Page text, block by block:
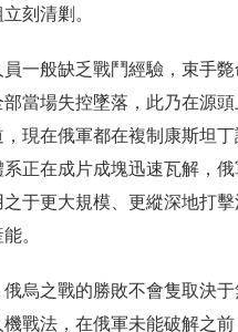
刻清剿。
一般缺乏戰鬥經驗，束手
當場失控墜落，此乃在源
現在俄軍都在複制康斯坦
正在成片成塊迅速瓦解，
于更大規模、更縱深地打
。
烏之戰的勝敗不會隻取決
戰法，在俄軍未能破解之